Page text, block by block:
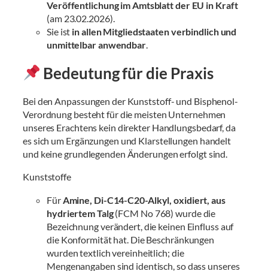
Veröffentlichung im Amtsblatt der EU in Kraft
(am 23.02.2026).
Sie ist in allen Mitgliedstaaten verbindlich und
unmittelbar anwendbar.
Bedeutung für die Praxis
Bei den Anpassungen der Kunststoff- und Bisphenol-
Verordnung besteht für die meisten Unternehmen
unseres Erachtens kein direkter Handlungsbedarf, da
es sich um Ergänzungen und Klarstellungen handelt
und keine grundlegenden Änderungen erfolgt sind.
Kunststoffe
Für Amine, Di-C14-C20-Alkyl, oxidiert, aus
hydriertem Talg(FCM No 768) wurde die
Bezeichnung verändert, die keinen Einfluss auf
die Konformität hat. Die Beschränkungen
wurden textlich vereinheitlich; die
Mengenangaben sind identisch, so dass unseres